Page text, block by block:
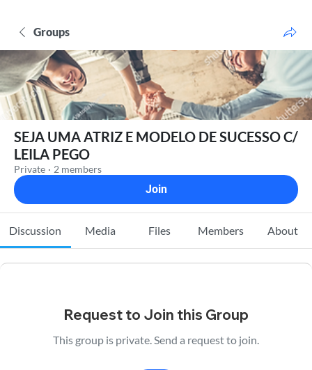
Groups
SEJA UMA ATRIZ E MODELO DE SUCESSO C/
LEILA PEGO
Private · 2 members
Join
Discussion Media Files Members About
Request to Join this Group
This group is private. Send a request to join.